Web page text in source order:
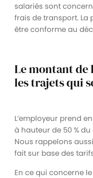
salariés sont
frais de transport. La
être conforme au
Le montant de
les trajets qui
L’employeur prend
à hauteur de 50 %
Nous rappelons
fait sur base des
En ce qui concerne